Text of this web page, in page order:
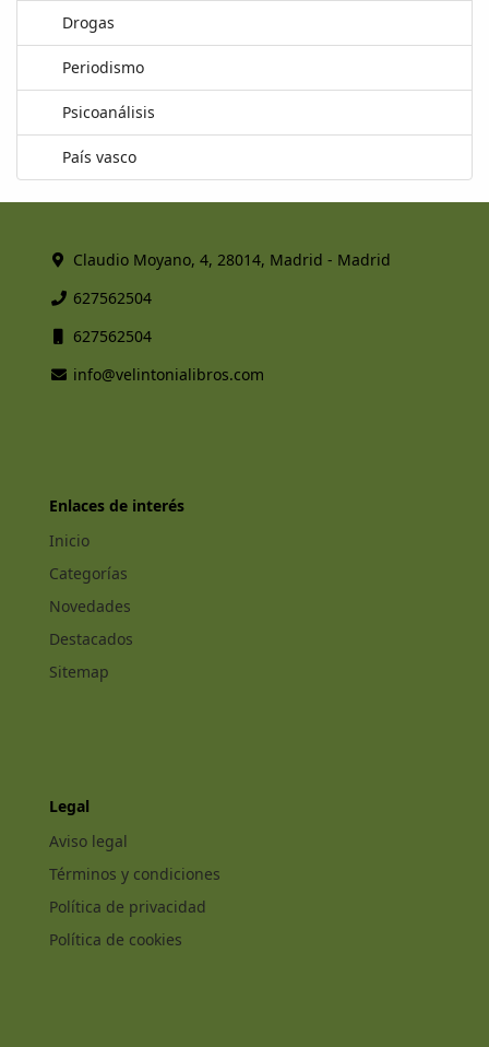
Drogas
Periodismo
Psicoanálisis
País vasco
Claudio Moyano, 4, 28014, Madrid - Madrid
627562504
627562504
info@velintonialibros.com
Enlaces de interés
Inicio
Categorías
Novedades
Destacados
Sitemap
Legal
Aviso legal
Términos y condiciones
Política de privacidad
Política de cookies